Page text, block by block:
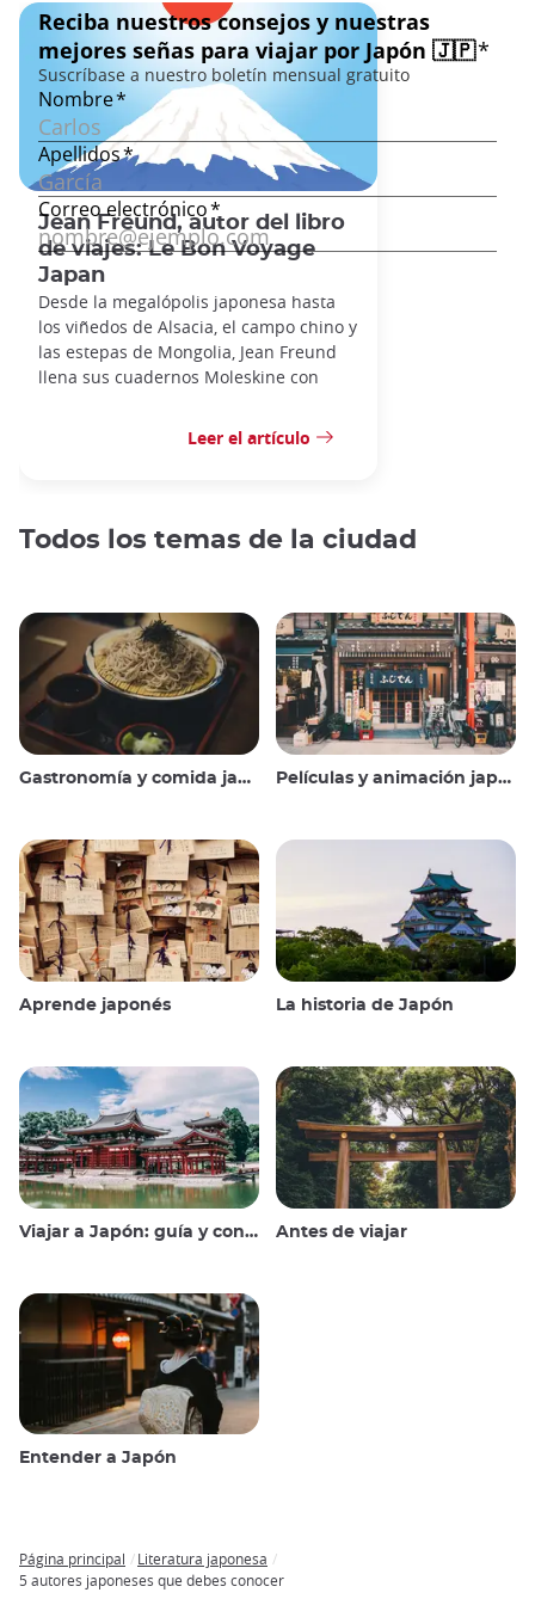
Jean Freund, autor del libro
de viajes: Le Bon Voyage
Japan
Desde la megalópolis japonesa hasta
los viñedos de Alsacia, el campo chino y
las estepas de Mongolia, Jean Freund
llena sus cuadernos Moleskine con
Leer el artículo
Todos los temas de la ciudad
Gastronomía y comida japonesas Películas y animación japonesas
Aprende japonés La historia de Japón
Viajar a Japón: guía y consejos Antes de viajar
Entender a Japón
Breadcrumb
Página principal
Literatura japonesa
5 autores japoneses que debes conocer